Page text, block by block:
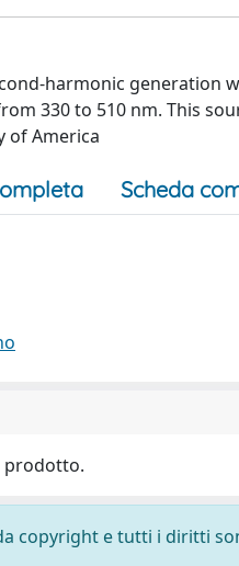
harmonic generation
330 to 510 nm. This
of America
Scheda
prodotto.
copyright e tutti i diritti